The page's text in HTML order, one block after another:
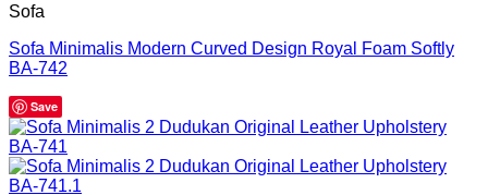
Sofa
Sofa Minimalis Modern Curved Design Royal Foam Softly
BA-742
Save